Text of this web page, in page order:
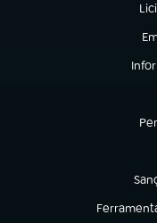
(abre em